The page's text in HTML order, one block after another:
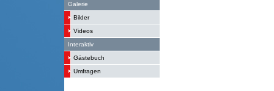
Galerie
Bilder
Videos
Interaktiv
Gästebuch
Umfragen